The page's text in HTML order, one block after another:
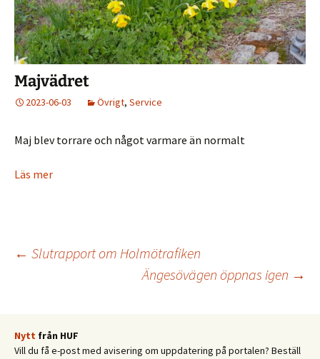
Majvädret
2023-06-03 Övrigt, Service
Maj blev torrare och något varmare än normalt
Läs mer
Inläggsnavigering
← Slutrapport om Holmötrafiken
Ängesövägen öppnas igen →
Nytt från HUF
Vill du få e-post med avisering om uppdatering på portalen? Beställ